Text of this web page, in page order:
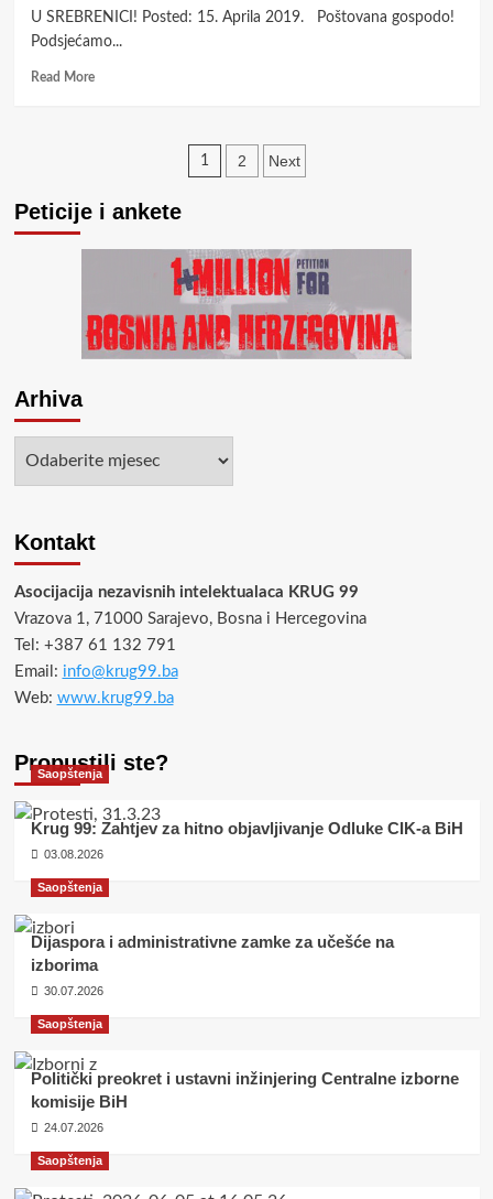
SUSPENDIRATI
DOZVOLU
OBAVLJANJE
U SREBRENICI! Posted: 15. Aprila 2019. Poštovana gospodo!
Podsjećamo...
Read MoreRead
povoda:
PRESUĐENOG
U
SREBRENICI!
Posts
1 2 Next
Peticije i ankete
Arhiva
Kontakt
Asocijacija nezavisnih intelektualaca KRUG 99
Vrazova 1, 71000 Sarajevo, Bosna i Hercegovina
Tel: +387 61 132 791
Email: info@krug99.ba
Web: www.krug99.ba
Propustili ste?
Saopštenja
Krug 99: Zahtjev za hitno objavljivanje Odluke CIK-a BiH
03.08.2026
Saopštenja
Dijaspora i administrativne zamke za učešće na
izborima
30.07.2026
Saopštenja
Politički preokret i ustavni inžinjering Centralne izborne
komisije BiH
24.07.2026
Saopštenja